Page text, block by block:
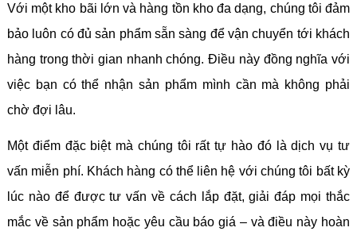
Với một kho bãi lớn và hàng tồn kho đa dạng, chúng tôi đảm
bảo luôn có đủ sản phẩm sẵn sàng để vận chuyển tới khách
hàng trong thời gian nhanh chóng. Điều này đồng nghĩa với
việc bạn có thể nhận sản phẩm mình cần mà không phải
chờ đợi lâu.
Một điểm đặc biệt mà chúng tôi rất tự hào đó là dịch vụ tư
vấn miễn phí. Khách hàng có thể liên hệ với chúng tôi bất kỳ
lúc nào để được tư vấn về cách lắp đặt, giải đáp mọi thắc
mắc về sản phẩm hoặc yêu cầu báo giá – và điều này hoàn